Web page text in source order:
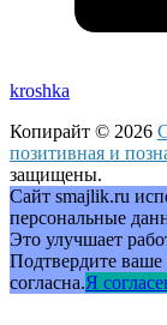
kroshka
Копирайт © 2026
позитивная и
защищены.
Сайт smajlik.ru
персональные
Это улучшает
Подтвердите ваше
согласна.Я